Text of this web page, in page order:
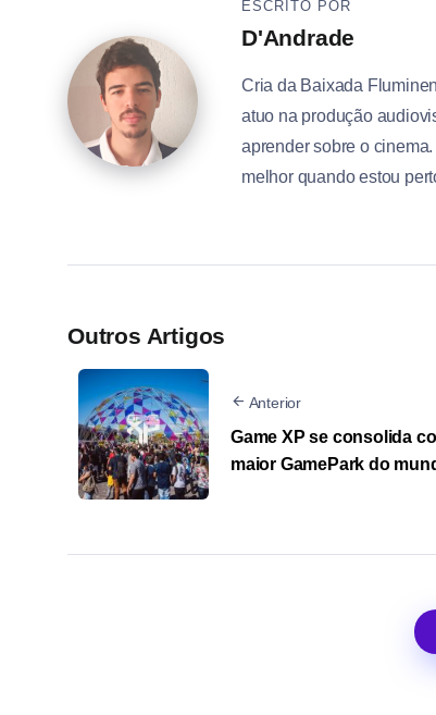
ESCRITO POR
D'Andrade
Cria da Baixada
atuo na produção
aprender sobre o
melhor quando estou
Outros Artigos
Anterior
Game XP se consolida
maior GamePark do